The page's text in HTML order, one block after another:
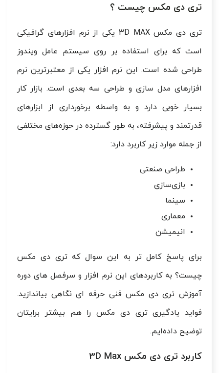
تری دی مکس چیست ؟
تری دی مکس 3D MAX یکی از نرم افزارهای گرافیکی
است که برای استفاده بر روی سیستم عامل ویندوز
طراحی شده است. این نرم افزار یکی از معتبرترین نرم
افزارهای مدل سازی و طراحی سه بعدی است. بازار کار
بسیار خوبی دارد و به واسطه برخورداری از ابزارهای
قدرتمند و پیشرفته‌، به طور گسترده در حوزه‌های مختلفی
از جمله موارد زیر کاربرد دارد:
طراحی صنعتی
بازی‌سازی
سینما
معماری
انیمیشن
برای پاسخ کامل تر به این سوال که تری دی مکس
چیست؟ به کاربردهای این نرم افزار و سرفصل های دوره
آموزش تری دی مکس فنی حرفه ای نگاهی بیاندازید.
فواید یادگیری تری دی مکس را هم بیشتر برایتان
توضیح داده‌ایم.
کاربرد تری دی مکس 3D Max